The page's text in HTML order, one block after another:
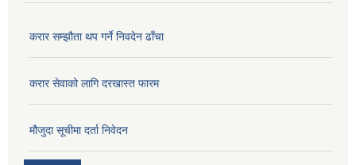
करार सम्झौता थप गर्ने निवदेन ढाँचा
करार सेवाको लागि दरखास्त फारम
मौजुदा सूचीमा दर्ता निवेदन